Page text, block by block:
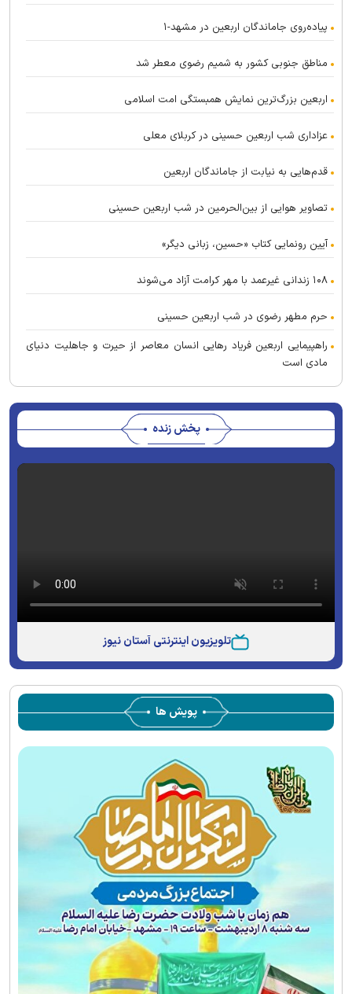
پیاده‌روی جاماندگان اربعین در مشهد-۱
مناطق جنوبی کشور به شمیم رضوی معطر شد
اربعین بزرگ‌ترین نمایش همبستگی امت اسلامی
عزاداری شب اربعین حسینی در کربلای معلی
قدم‌هایی به نیابت از جاماندگان اربعین
تصاویر هوایی از بین‌الحرمین در شب اربعین حسینی
آیین رونمایی کتاب «حسین، زبانی دیگر»
۱۰۸ زندانی غیرعمد با مهر کرامت آزاد می‌شوند
حرم مطهر رضوی در شب اربعین حسینی
‏راهپیمایی اربعین فریاد رهایی انسان معاصر از حیرت و جاهلیت دنیای
مادی است
پخش زنده
تلویزیون اینترنتی آستان نیوز
پویش ها